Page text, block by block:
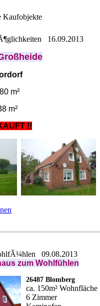
Kaufobjekte
16.09.2013
m²
m²
!!
09.08.2013
zum Wohlfühlen
26487 Blomberg
ca. 150m² Wohnfläche
6 Zimmer